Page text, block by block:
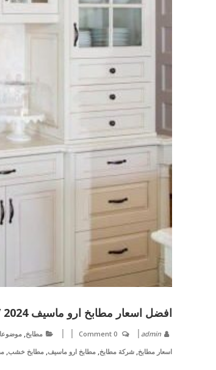
افضل اسعار مطابخ ارو ماسيف 2024 / لو خايف من الاسعار ابعتلنا رسالة بمقاس المطبخ و هنقولك سعره كام
admin
0 Comment مطابخ,
اسعار مطابخ, شركة مطابخ, مطابخ ارو ماسيف, مطابخ خشب,